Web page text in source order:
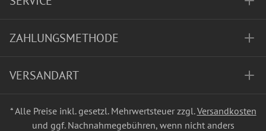
ZAHLUNGSMETHODE
VERSANDART
* Alle Preise inkl. gesetzl. Mehrwertsteuer zzgl.Versandkosten
und ggf. Nachnahmegebühren, wenn nicht anders